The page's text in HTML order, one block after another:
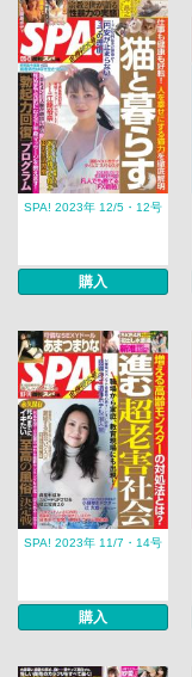
SPA! 2023年 12/5・12号
購入
SPA! 2023年 11/7・14号
購入